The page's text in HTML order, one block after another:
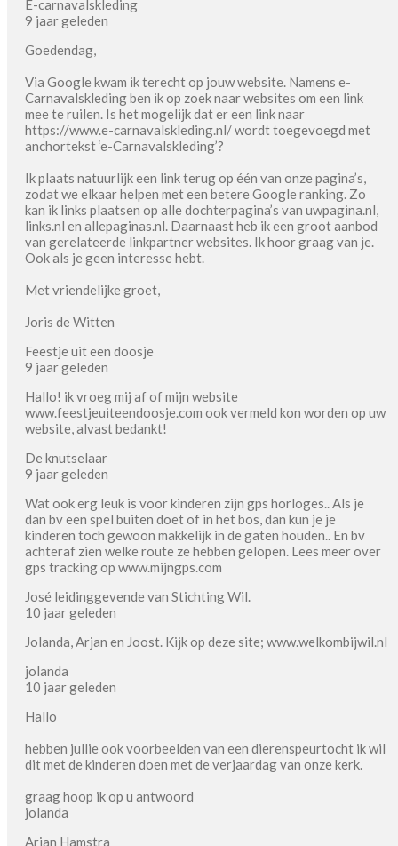
E-carnavalskleding
9 jaar geleden
Goedendag,
Via Google kwam ik terecht op jouw website. Namens e-
Carnavalskleding ben ik op zoek naar websites om een link
mee te ruilen. Is het mogelijk dat er een link naar
https://www.e-carnavalskleding.nl/ wordt toegevoegd met
anchortekst ‘e-Carnavalskleding’?
Ik plaats natuurlijk een link terug op één van onze pagina’s,
zodat we elkaar helpen met een betere Google ranking. Zo
kan ik links plaatsen op alle dochterpagina’s van uwpagina.nl,
links.nl en allepaginas.nl. Daarnaast heb ik een groot aanbod
van gerelateerde linkpartner websites. Ik hoor graag van je.
Ook als je geen interesse hebt.
Met vriendelijke groet,
Joris de Witten
Feestje uit een doosje
9 jaar geleden
Hallo! ik vroeg mij af of mijn website
www.feestjeuiteendoosje.com ook vermeld kon worden op uw
website, alvast bedankt!
De knutselaar
9 jaar geleden
Wat ook erg leuk is voor kinderen zijn gps horloges.. Als je
dan bv een spel buiten doet of in het bos, dan kun je je
kinderen toch gewoon makkelijk in de gaten houden.. En bv
achteraf zien welke route ze hebben gelopen. Lees meer over
gps tracking op www.mijngps.com
José leidinggevende van Stichting Wil.
10 jaar geleden
Jolanda, Arjan en Joost. Kijk op deze site; www.welkombijwil.nl
jolanda
10 jaar geleden
Hallo
hebben jullie ook voorbeelden van een dierenspeurtocht ik wil
dit met de kinderen doen met de verjaardag van onze kerk.
graag hoop ik op u antwoord
jolanda
Arjan Hamstra